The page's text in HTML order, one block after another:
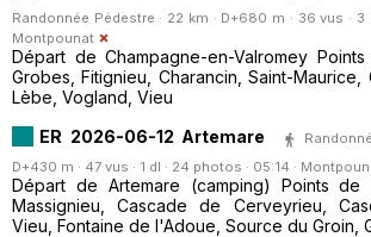
Randonnée Pédestre · 22 km · D+680 m · 36 vus · 3
Montpounat
Départ de Champagne-en-Valromey
Grobes, Fitignieu, Charancin, Saint-
Lèbe, Vogland, Vieu
ER 2026-06-12 Artemare
D+430 m · 47 vus · 1 dl · 24 photos · 05:14 ·
Départ de Artemare (camping) Points de
Massignieu, Cascade de Cerveyrieu,
Vieu, Fontaine de l'Adoue, Source du Groin,